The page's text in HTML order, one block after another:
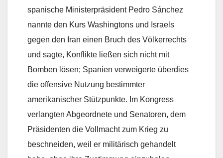
spanische Ministerpräsident Pedro Sánchez
nannte den Kurs Washingtons und Israels
gegen den Iran einen Bruch des Völkerrechts
und sagte, Konflikte ließen sich nicht mit
Bomben lösen; Spanien verweigerte überdies
die offensive Nutzung bestimmter
amerikanischer Stützpunkte. Im Kongress
verlangten Abgeordnete und Senatoren, dem
Präsidenten die Vollmacht zum Krieg zu
beschneiden, weil er militärisch gehandelt